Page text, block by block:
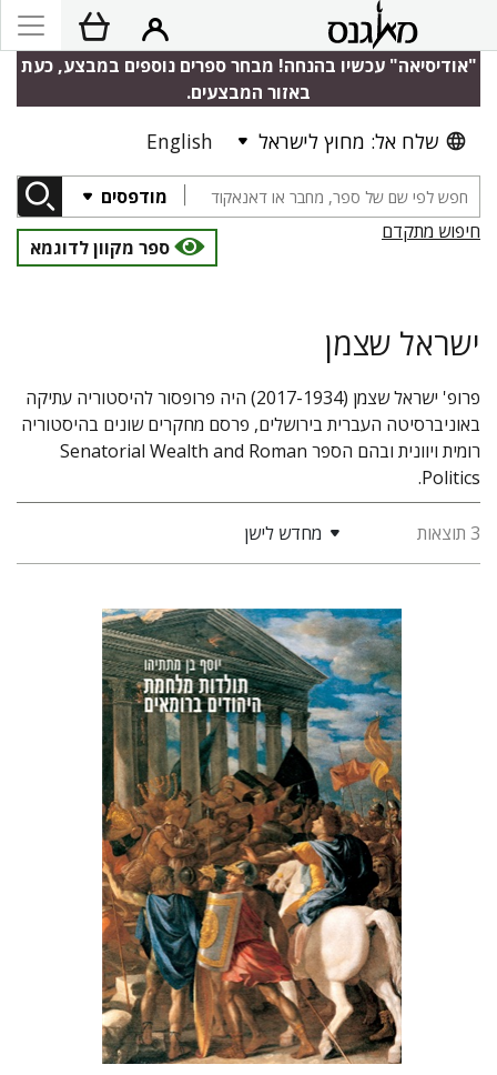
"אודיסיאה" עכשיו בהנחה! מבחר ספרים נוספים במבצע, כעת
באזור המבצעים.
שלח אל: מחוץ לישראל English
מודפסים
חיפוש מתקדם
ספר מקוון לדוגמא
ישראל שצמן
פרופ' ישראל שצמן (2017-1934) היה פרופסור להיסטוריה עתיקה
באוניברסיטה העברית בירושלים, פרסם מחקרים שונים בהיסטוריה
רומית ויוונית ובהם הספר Senatorial Wealth and Roman
Politics.
3 תוצאות מחדש לישן
יוסף בן מתתיהו (טיטוס) פלוויוס יוספוס
ישראל שצמן
ליזה אולמן
הנחת אתר ספר מודפס
$57
$51